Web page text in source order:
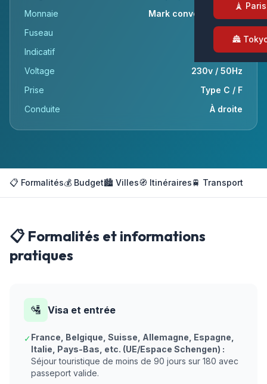
🗼 Paris
🏯
Monnaie
Mark convertible (KM)
Fuseau
UTC+1
Indicatif
+387
Voltage
230v / 50Hz
Prise
Type C / F
Conduite
À droite
📋 Formalités💰 Budget🏙️ Villes🧭 Itinéraires🚆 Transport
📋 Formalités et informations
pratiques
🛂 Visa et entrée
✓France, Belgique, Suisse, Allemagne, Espagne,
Italie, Pays-Bas, etc. (UE/Espace Schengen) :
Séjour touristique de moins de 90 jours sur 180 avec
passeport valide.